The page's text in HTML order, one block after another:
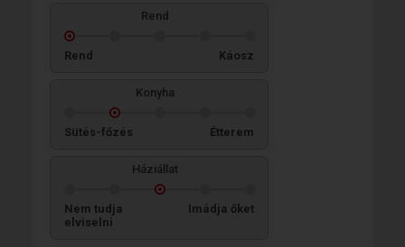
Rend
Rend Káosz
Konyha
Sütés-főzés Étterem
Háziállat
Nem tudja
elviselni
Imádja őket